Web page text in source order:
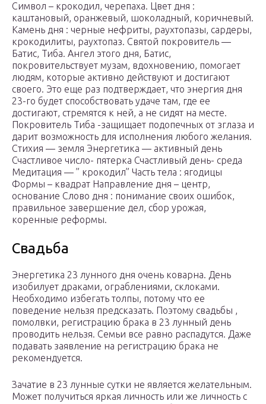
Символ – крокодил, черепаха. Цвет дня :
каштановый, оранжевый, шоколадный, коричневый.
Камень дня : черные нефриты, раухтопазы, сардеры,
крокодилиты, раухтопаз. Святой покровитель —
Батис, Тиба. Ангел этого дня, Батис,
покровительствует музам, вдохновению, помогает
людям, которые активно действуют и достигают
своего. Это еще раз подтверждает, что энергия дня
23-го будет способствовать удаче там, где ее
достигают, стремятся к ней, а не сидят на месте.
Покровитель Тиба -защищает подопечных от зглаза и
дарит возможность для исполнения любого желания.
Стихия — земля Энергетика — активный день
Счастливое число- пятерка Счастливый день- среда
Медитация — ” крокодил” Часть тела : ягодицы
Формы – квадрат Направление дня – центр,
основание Слово дня : понимание своих ошибок,
правильное завершение дел, сбор урожая,
коренные реформы.
Свадьба
Энергетика 23 лунного дня очень коварна. День
изобилует драками, ограблениями, склоками.
Необходимо избегать толпы, потому что ее
поведение нельзя предсказать. Поэтому свадьбы ,
помолвки, регистрацию брака в 23 лунный день
проводить нельзя. Семьи все равно распадутся. Даже
подавать заявление на регистрацию брака не
рекомендуется.
Зачатие в 23 лунные сутки не является желательным.
Может получиться яркая личность или же личность с